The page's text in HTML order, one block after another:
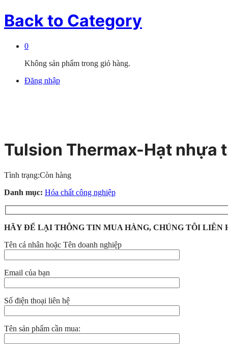
Back to Category
0
Không sản phẩm trong giỏ hàng.
Đăng nhập
Tulsion Thermax-Hạt nhựa
Tình trạng:Còn hàng
Danh mục: Hóa chất công nghiệp
HÃY ĐỂ LẠI THÔNG TIN MUA HÀNG, CHÚNG TÔI LIÊN
Tên cá nhân hoặc Tên doanh nghiệp
Email của bạn
Số điện thoại liên hệ
Tên sản phẩm cần mua: